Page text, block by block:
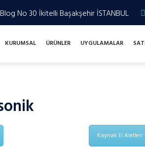
No 30 İkitelli Başakşehir İSTANBUL
KURUMSAL ÜRÜNLER UYGULAMALAR
Kaynak El Aletleri